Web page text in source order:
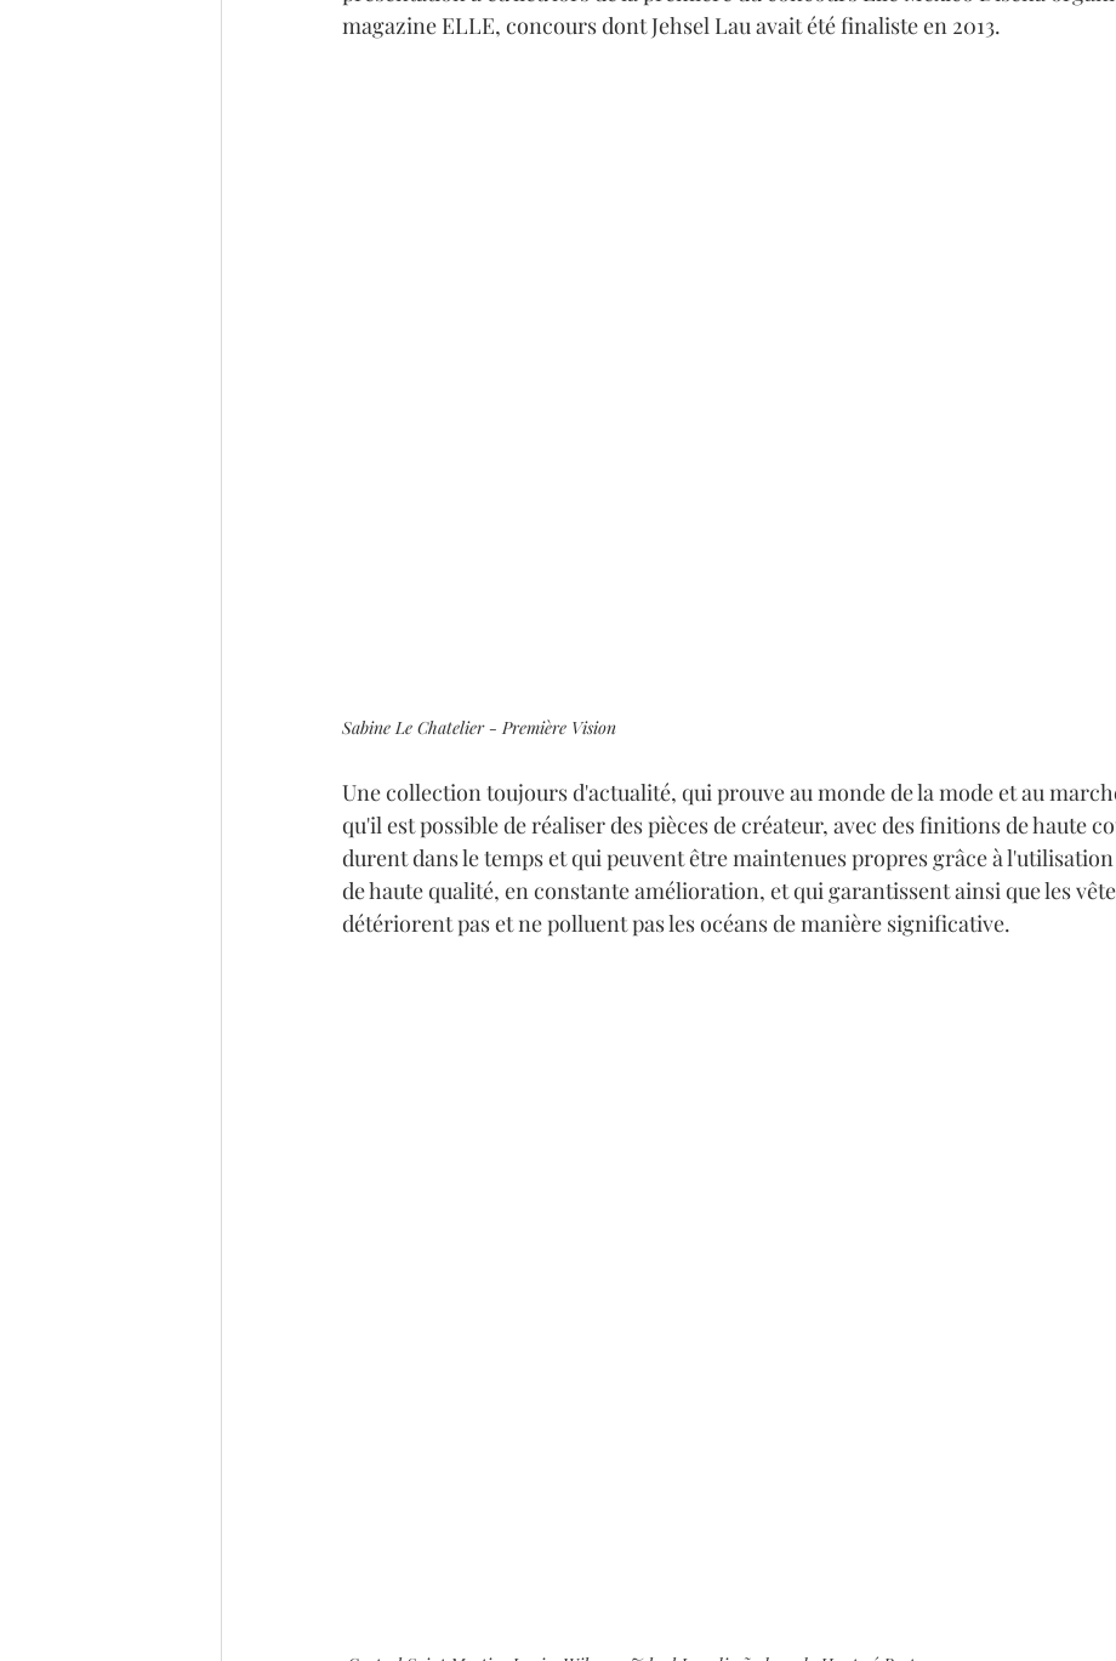
magazine ELLE, concours dont Jehsel Lau avait été finaliste en 2013.
Sabine Le Chatelier - Première Vision
Une collection toujours d'actualité, qui prouve au monde de la mode et au
qu'il est possible de réaliser des pièces de créateur, avec des finitions de haute
durent dans le temps et qui peuvent être maintenues propres grâce à l'utilisation
de haute qualité, en constante amélioration, et qui garantissent ainsi que les
détériorent pas et ne polluent pas les océans de manière significative.